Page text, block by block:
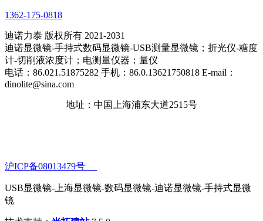
1362-175-0818
迪诺力泰 版权所有 2021-2031
迪诺显微镜-手持式数码显微镜-USB测量显微镜；折光仪-糖度
计-切削液浓度计；电测量仪器；量仪
电话：86.021.51875282 手机：86.0.13621750818 E-mail：
dinolite@sina.com
地址：中国上海浦东大道2515号
沪ICP备08013479号
USB显微镜-上海显微镜-数码显微镜-迪诺显微镜-手持式显微
镜